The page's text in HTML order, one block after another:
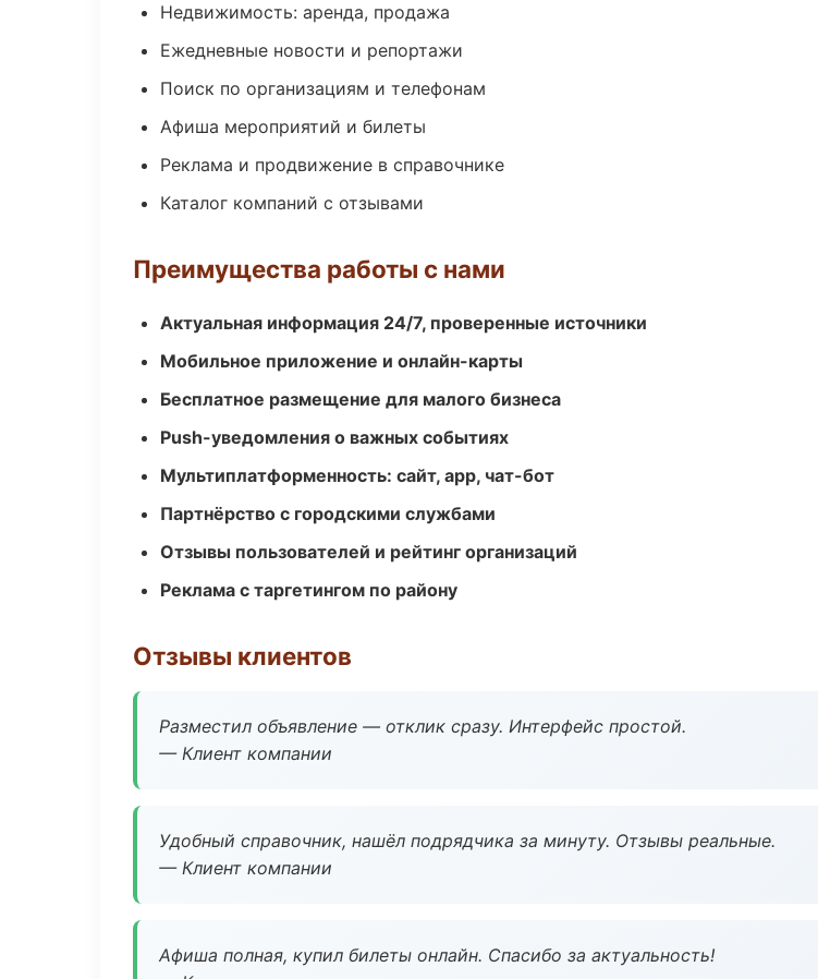
Недвижимость: аренда, продажа
Ежедневные новости и репортажи
Поиск по организациям и телефонам
Афиша мероприятий и билеты
Реклама и продвижение в справочнике
Каталог компаний с отзывами
Преимущества работы с нами
Актуальная информация 24/7, проверенные источники
Мобильное приложение и онлайн-карты
Бесплатное размещение для малого бизнеса
Push-уведомления о важных событиях
Мультиплатформенность: сайт, app, чат-бот
Партнёрство с городскими службами
Отзывы пользователей и рейтинг организаций
Реклама с таргетингом по району
Отзывы клиентов
Разместил объявление — отклик сразу. Интерфейс простой.
— Клиент компании
Удобный справочник, нашёл подрядчика за минуту. Отзывы реальные.
— Клиент компании
Афиша полная, купил билеты онлайн. Спасибо за актуальность!